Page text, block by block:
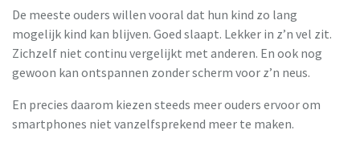
De meeste ouders willen vooral dat hun kind zo lang
mogelijk kind kan blijven. Goed slaapt. Lekker in z’n vel zit.
Zichzelf niet continu vergelijkt met anderen. En ook nog
gewoon kan ontspannen zonder scherm voor z’n neus.
En precies daarom kiezen steeds meer ouders ervoor om
smartphones niet vanzelfsprekend meer te maken.